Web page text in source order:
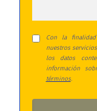
Con la
nuestros
los datos
información
términos.